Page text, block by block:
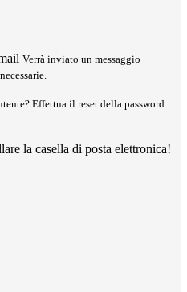
Verrà inviato un messaggio
Effettua il reset della password
la casella di posta elettronica!